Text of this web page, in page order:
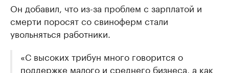
Он добавил, что из-за проблем с зарплатой и
смерти поросят со свиноферм стали
увольняться работники.
«С высоких трибун много говорится о
поддержке малого и среднего бизнеса, а как